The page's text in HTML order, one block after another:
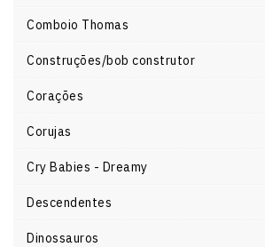
Comboio Thomas
Construções/bob construtor
Corações
Corujas
Cry Babies - Dreamy
Descendentes
Dinossauros